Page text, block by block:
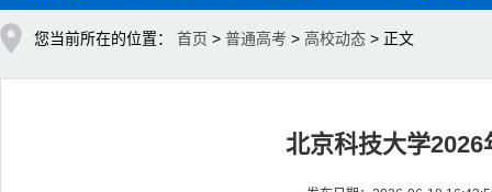
您当前所在的位置： 首页 > 普通高考 > 高校动态 > 正文
北京科技大学2026